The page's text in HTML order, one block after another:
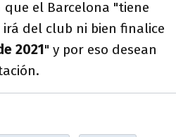
que el Barcelona "tiene
irá del club ni bien finalice
2021" y por eso desean